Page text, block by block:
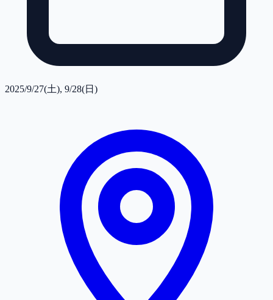
2025/9/27(土), 9/28(日)